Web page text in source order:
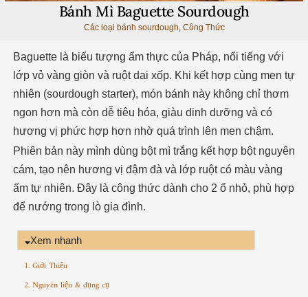
Bánh Mì Baguette Sourdough
Các loại bánh sourdough, Công Thức
Baguette là biểu tượng ẩm thực của Pháp, nổi tiếng với
lớp vỏ vàng giòn và ruột dai xốp. Khi kết hợp cùng men tự
nhiên (sourdough starter), món bánh này không chỉ thơm
ngon hơn mà còn dễ tiêu hóa, giàu dinh dưỡng và có
hương vị phức hợp hơn nhờ quá trình lên men chậm.
Phiên bản này mình dùng bột mì trắng kết hợp bột nguyên
cám, tạo nên hương vị đậm đà và lớp ruột có màu vàng
ấm tự nhiên. Đây là công thức dành cho 2 ổ nhỏ, phù hợp
để nướng trong lò gia đình.
Xem nhanh
1. Giới Thiệu
2. Nguyên liệu & dụng cụ